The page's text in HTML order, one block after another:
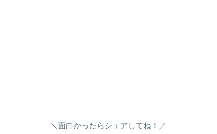
＼面白かったらシェアしてね！／